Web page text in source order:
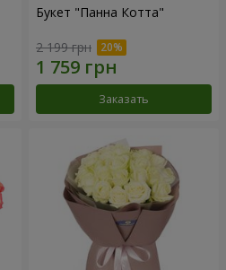
Букет "Панна Котта"
2 199 грн
Заказать